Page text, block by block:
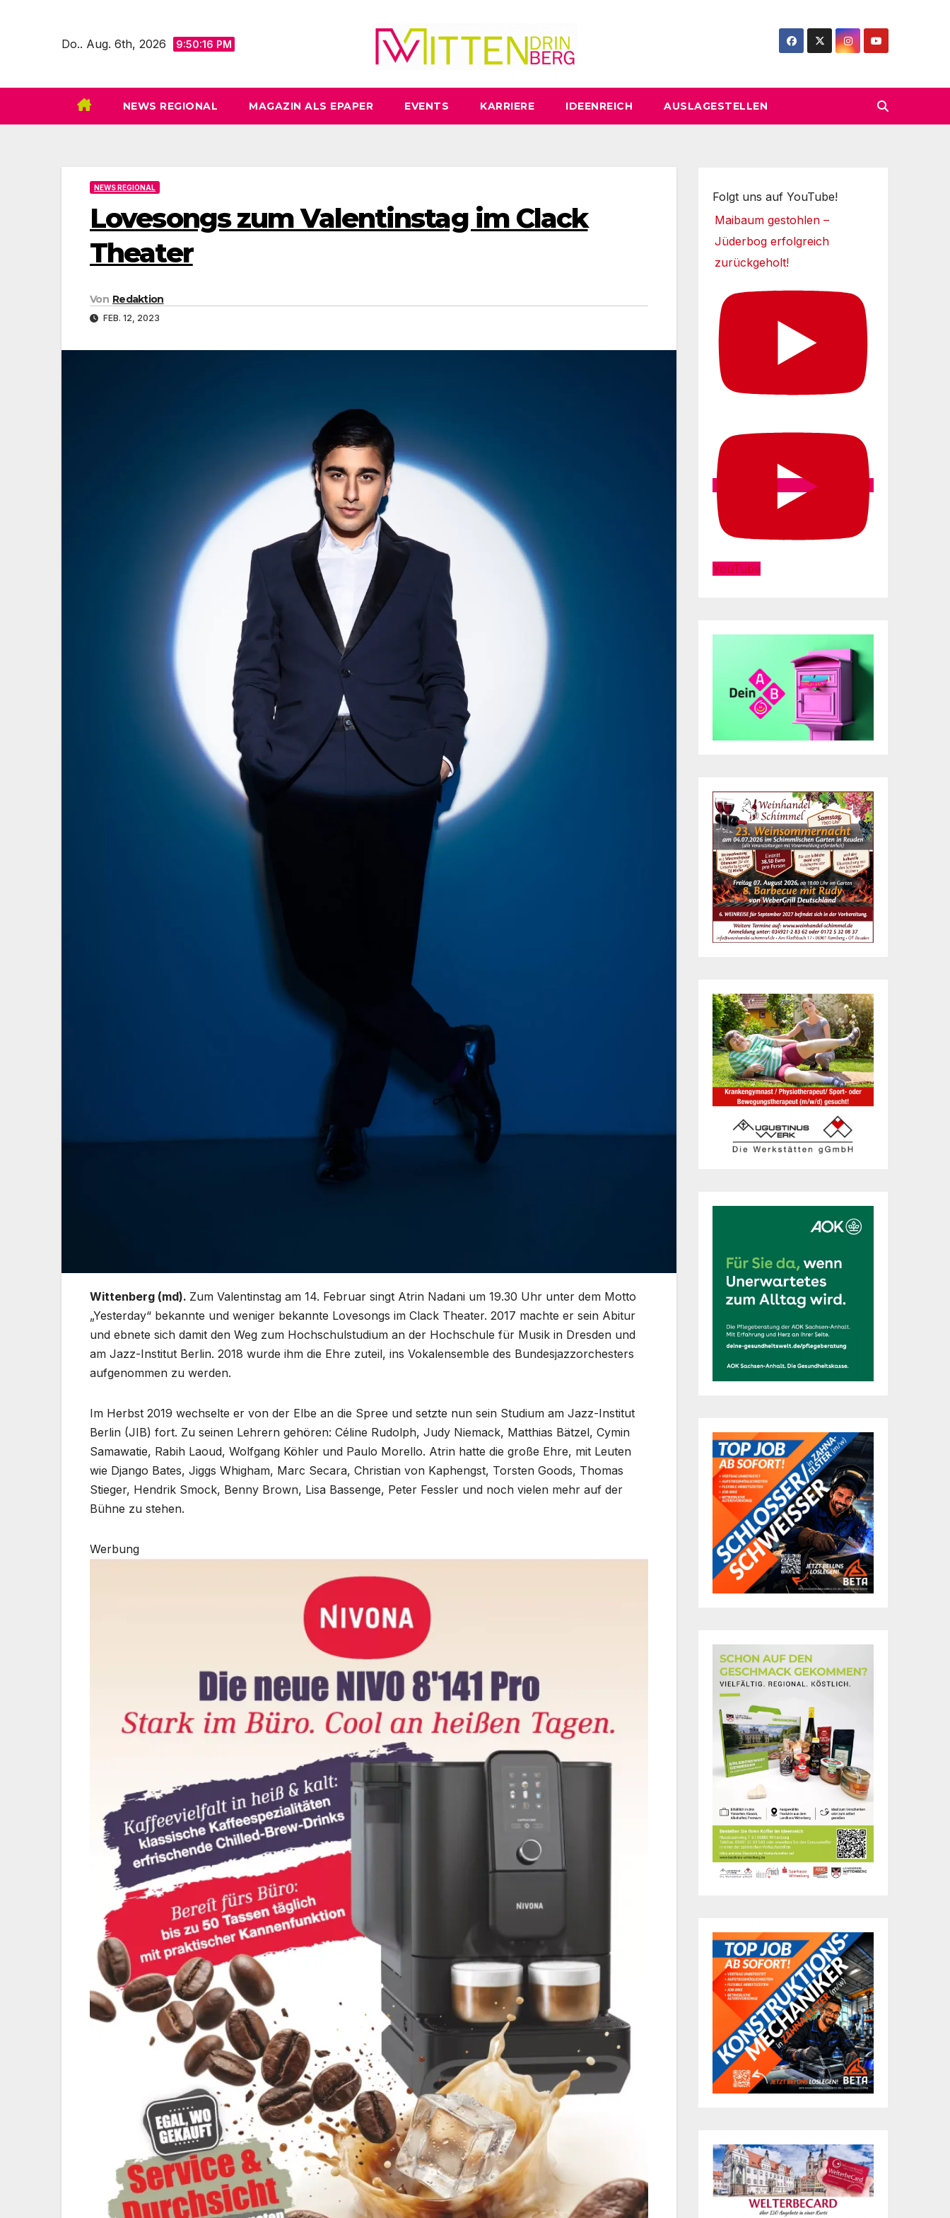
Do.. Aug. 6th, 2026 9:50:18 PM
NEWS REGIONAL MAGAZIN ALS EPAPER EVENTS KARRIERE IDEENREICH AUSLAGESTELLEN
NEWS REGIONAL
Lovesongs zum Valentinstag im Clack
Theater
Von Redaktion
FEB. 12, 2023
Wittenberg (md). Zum Valentinstag am 14. Februar singt Atrin Nadani um 19.30 Uhr unter dem Motto
„Yesterday“ bekannte und weniger bekannte Lovesongs im Clack Theater. 2017 machte er sein Abitur
und ebnete sich damit den Weg zum Hochschulstudium an der Hochschule für Musik in Dresden und
am Jazz-Institut Berlin. 2018 wurde ihm die Ehre zuteil, ins Vokalensemble des Bundesjazzorchesters
aufgenommen zu werden.
Im Herbst 2019 wechselte er von der Elbe an die Spree und setzte nun sein Studium am Jazz-Institut
Berlin (JIB) fort. Zu seinen Lehrern gehören: Céline Rudolph, Judy Niemack, Matthias Bätzel, Cymin
Samawatie, Rabih Laoud, Wolfgang Köhler und Paulo Morello. Atrin hatte die große Ehre, mit Leuten
wie Django Bates, Jiggs Whigham, Marc Secara, Christian von Kaphengst, Torsten Goods, Thomas
Stieger, Hendrik Smock, Benny Brown, Lisa Bassenge, Peter Fessler und noch vielen mehr auf der
Bühne zu stehen.
Werbung
Folgt uns auf YouTube!
Maibaum gestohlen –
Jüderbog erfolgreich
zurückgeholt!
YouTube